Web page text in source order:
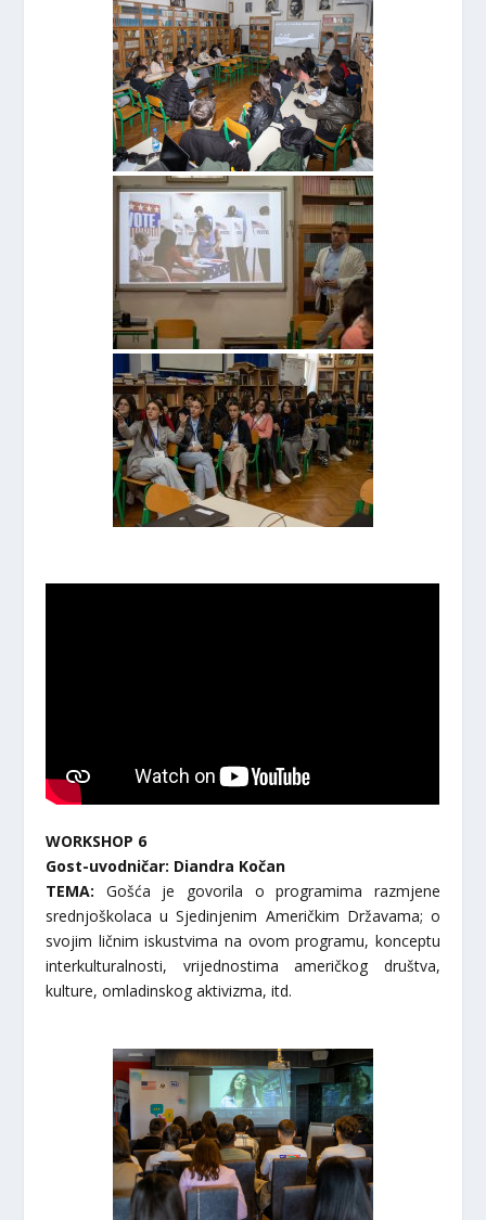
WORKSHOP 6
Gost-uvodničar: Diandra Kočan
TEMA: Gošća je govorila o programima razmjene
srednjoškolaca u Sjedinjenim Američkim Državama; o
svojim ličnim iskustvima na ovom programu, konceptu
interkulturalnosti, vrijednostima američkog društva,
kulture, omladinskog aktivizma, itd.